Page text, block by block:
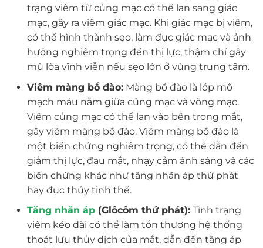
trạng viêm từ củng mạc có thể lan sang giác
mạc, gây ra viêm giác mạc. Khi giác mạc bị viêm,
có thể hình thành sẹo, làm đục giác mạc và ảnh
hưởng nghiêm trọng đến thị lực, thậm chí gây
mù lòa vĩnh viễn nếu sẹo lớn ở vùng trung tâm.
Viêm màng bồ đào:Màng bồ đào là lớp mô
mạch máu nằm giữa củng mạc và võng mạc.
Viêm củng mạc có thể lan vào bên trong mắt,
gây viêm màng bồ đào. Viêm màng bồ đào là
một biến chứng nghiêm trọng, có thể dẫn đến
giảm thị lực, đau mắt, nhạy cảm ánh sáng và các
biến chứng khác như tăng nhãn áp thứ phát
hay đục thủy tinh thể.
Tăng nhãn áp(Glôcôm thứ phát):Tình trạng
viêm kéo dài có thể làm tổn thương hệ thống
thoát lưu thủy dịch của mắt, dẫn đến tăng áp